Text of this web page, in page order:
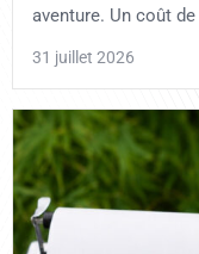
aventure. Un coût
31 juillet 2026